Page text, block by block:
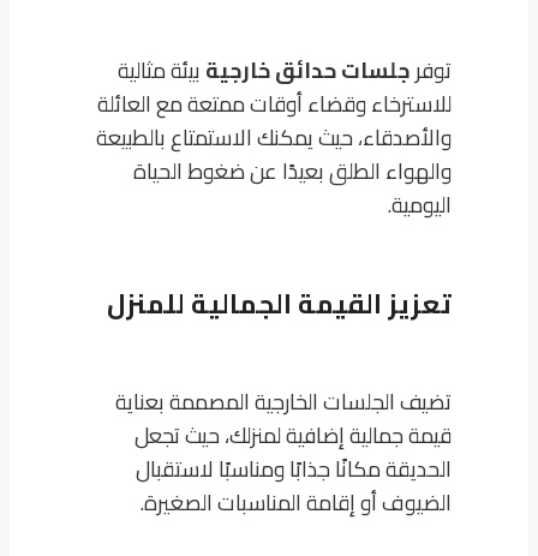
توفرجلسات حدائق خارجية بيئة مثالية
للاسترخاء وقضاء أوقات ممتعة مع العائلة
والأصدقاء، حيث يمكنك الاستمتاع بالطبيعة
والهواء الطلق بعيدًا عن ضغوط الحياة
اليومية.
تعزيز القيمة الجمالية للمنزل
تضيف الجلسات الخارجية المصممة بعناية
قيمة جمالية إضافية لمنزلك، حيث تجعل
الحديقة مكانًا جذابًا ومناسبًا لاستقبال
الضيوف أو إقامة المناسبات الصغيرة.